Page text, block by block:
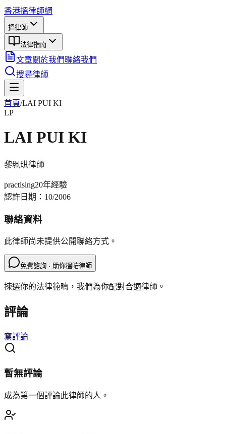
香港搵律師網
搵律師
法律指南
文章關於我們聯絡我們
搜尋律師
首頁/LAI PUI KI
LP
LAI PUI KI
黎珮琪律師
practising20年經驗
認許日期： 10/2006
聯絡資料
此律師尚未提供公開聯絡方式。
免費諮詢 · 助你搵啱律師
揀選你的法律範疇，我們為你配對合適律師。
評論
寫評論
暫無評論
成為第一個評論此律師的人。